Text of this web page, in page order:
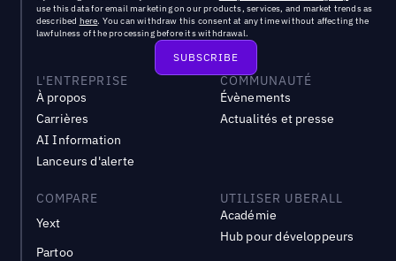
use this data for email marketing on our products, services, and market trends as
described here. You can withdraw this consent at any time without affecting the
lawfulness of the processing before its withdrawal.
L'ENTREPRISE
À propos
Carrières
AI Information
Lanceurs d'alerte
COMMUNAUTÉ
Évènements
Actualités et presse
COMPARE
Yext
Partoo
UTILISER UBERALL
Académie
Hub pour développeurs